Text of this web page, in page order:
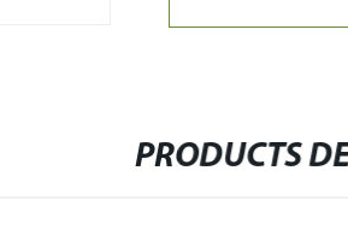
PRODUCTS